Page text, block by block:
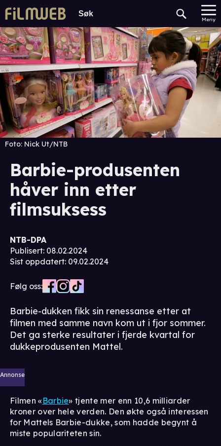
Meny
Foto: Nick Ut/NTB
Barbie-produsenten
håver inn etter
filmsuksess
NTB-DPA
Publisert: 08.02.2024
Sist oppdatert: 09.02.2024
Følg oss:
Barbie-dukken fikk sin renessanse etter at
filmen med samme navn kom ut i fjor sommer.
Det ga sterke resultater i fjerde kvartal for
dukkeprodusenten Mattel.
Annonse
Filmen « Barbie» tjente mer enn 10,6 milliarder
kroner over hele verden. Den økte også interessen
for Mattels Barbie-dukke, som hadde begynt å
miste populariteten sin.